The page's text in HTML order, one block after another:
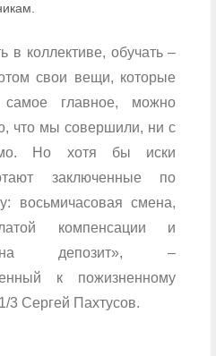
в коллективе, обучать –
свои вещи, которые
главное, можно
что мы совершили, ни с
Но хотя бы иски
заключенные по
восьмичасовая смена,
компенсации и
на депозит», –
к пожизненному
3 Сергей Пахтусов.